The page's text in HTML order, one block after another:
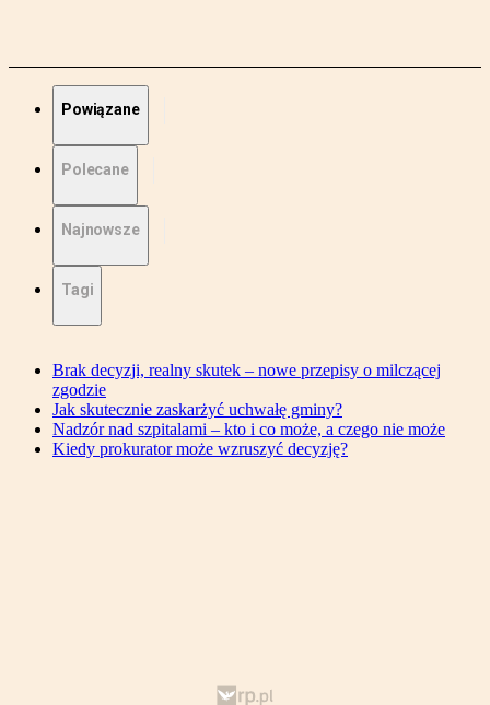
Powiązane
Polecane
Najnowsze
Tagi
Brak decyzji, realny skutek – nowe przepisy o milczącej
zgodzie
Jak skutecznie zaskarżyć uchwałę gminy?
Nadzór nad szpitalami – kto i co może, a czego nie może
Kiedy prokurator może wzruszyć decyzję?